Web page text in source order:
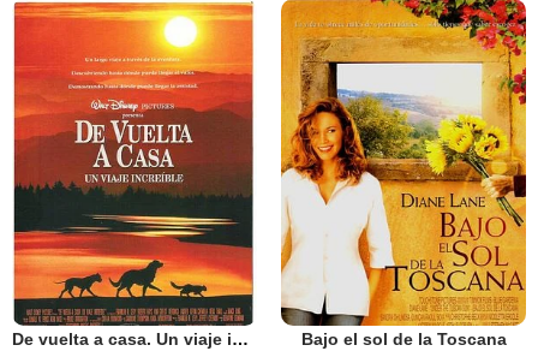
De vuelta a casa. Un viaje increíble Bajo el sol de la Toscana